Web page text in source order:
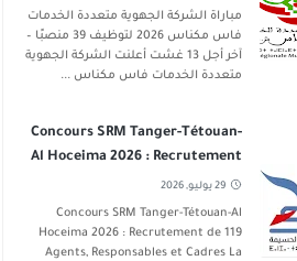
غشت 2026
مباراة الشركة الجهوية متعددة الخدمات
فاس مكناس 2026 لتوظيف 39 منصبًا –
آخر أجل 13 غشت أعلنت الشركة الجهوية
متعددة الخدمات فاس مكناس ...
Concours SRM Tanger-Tétouan-
Al Hoceima 2026 : Recrutement
de 119 Postes
29 يوليو, 2026
Concours SRM Tanger-Tétouan-Al
Hoceima 2026 : Recrutement de 119
Agents, Responsables et Cadres La